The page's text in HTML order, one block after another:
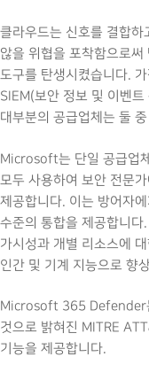
클라우드는 신호를 결합하
않을 위협을 포착함으로
도구를 탄생시켰습니다.
SIEM(보안 정보 및 이벤
대부분의 공급업체는 둘
Microsoft는 단일 공급업
모두 사용하여 보안 전문
제공합니다. 이는 방어자
수준의 통합을 제공합니
가시성과 개별 리소스에
인간 및 기계 지능으로 향
Microsoft 365 Defender
것으로 밝혀진 MITRE
기능을 제공합니다.